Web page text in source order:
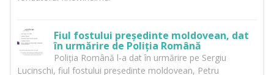
Fiul fostului președinte moldovean, dat
în urmărire de Poliția Română
Poliția Română l-a dat în urmărire pe Sergiu
Lucinschi, fiul fostului președinte moldovean, Petru